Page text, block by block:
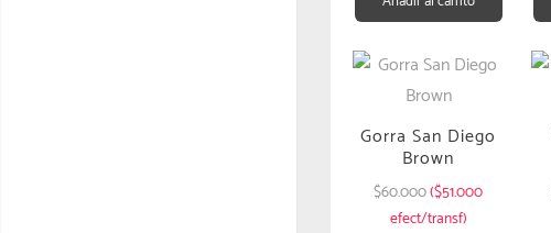
Gorra San Diego
Brown
$60.000($51.000
efect/transf)